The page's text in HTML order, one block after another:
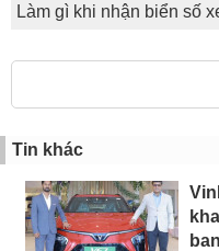
Làm gì khi nhận biển số
Tin khác